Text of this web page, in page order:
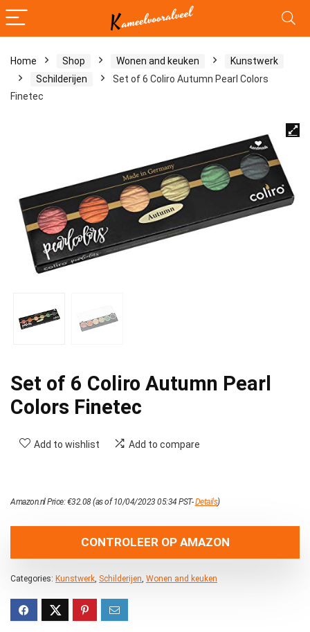
Home Shop Wonen and keuken
Kunstwerk
Schilderijen
Set of 6 Coliro Autumn Pearl Colors
Finetec
Set of 6 Coliro Autumn Pearl
Colors Finetec
Add to wishlist Add to compare
Amazon.nl Price:€32.08(as of 10/04/2023 05:34 PST-Details)
CONTROLEER OP AMAZON
Categories: Kunstwerk, Schilderijen, Wonen and keuken